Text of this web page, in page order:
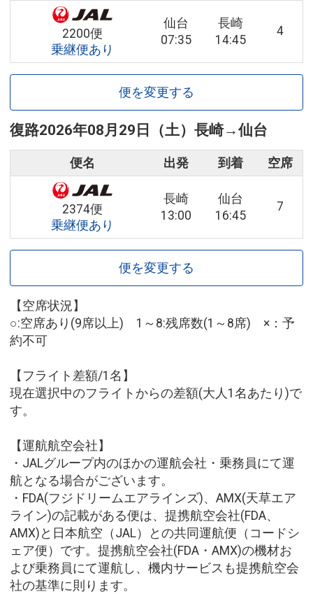
2200便
乗継便あり
仙台
07:35
長崎
14:45
4
便を変更する
復路2026年08月29日（土） 長崎→仙台
便名 出発 到着 空席
2374便
乗継便あり
長崎
13:00
仙台
16:45
7
便を変更する
【空席状況】
○:空席あり(9席以上) 1～8:残席数(1～8席) ×：予
約不可
【フライト差額/1名】
現在選択中のフライトからの差額(大人1名あたり)で
す。
【運航航空会社】
・JALグループ内のほかの運航会社・乗務員にて運
航となる場合がございます。
・FDA(フジドリームエアラインズ)、AMX(天草エア
ライン)の記載がある便は、提携航空会社(FDA、
AMX)と日本航空（JAL）との共同運航便（コードシ
ェア便）です。提携航空会社(FDA・AMX)の機材お
よび乗務員にて運航し、機内サービスも提携航空会
社の基準に則ります。